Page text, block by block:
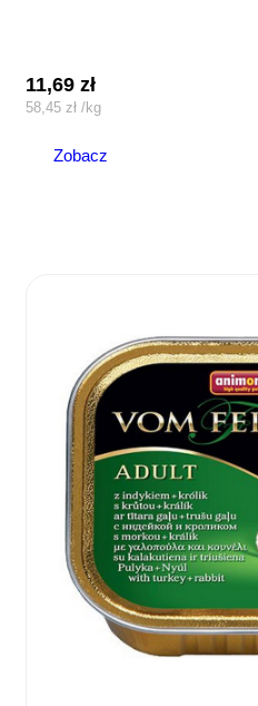
11,69zł
58,45 zł /kg
Zobacz